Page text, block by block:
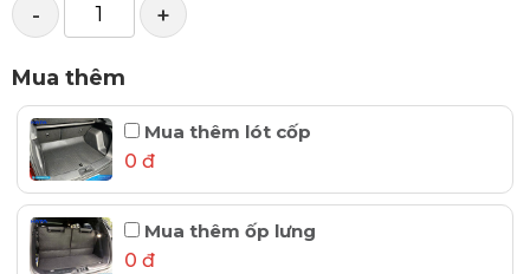
- +
Mua thêm
Mua thêm lót cốp
0 đ
Mua thêm ốp lưng
0 đ